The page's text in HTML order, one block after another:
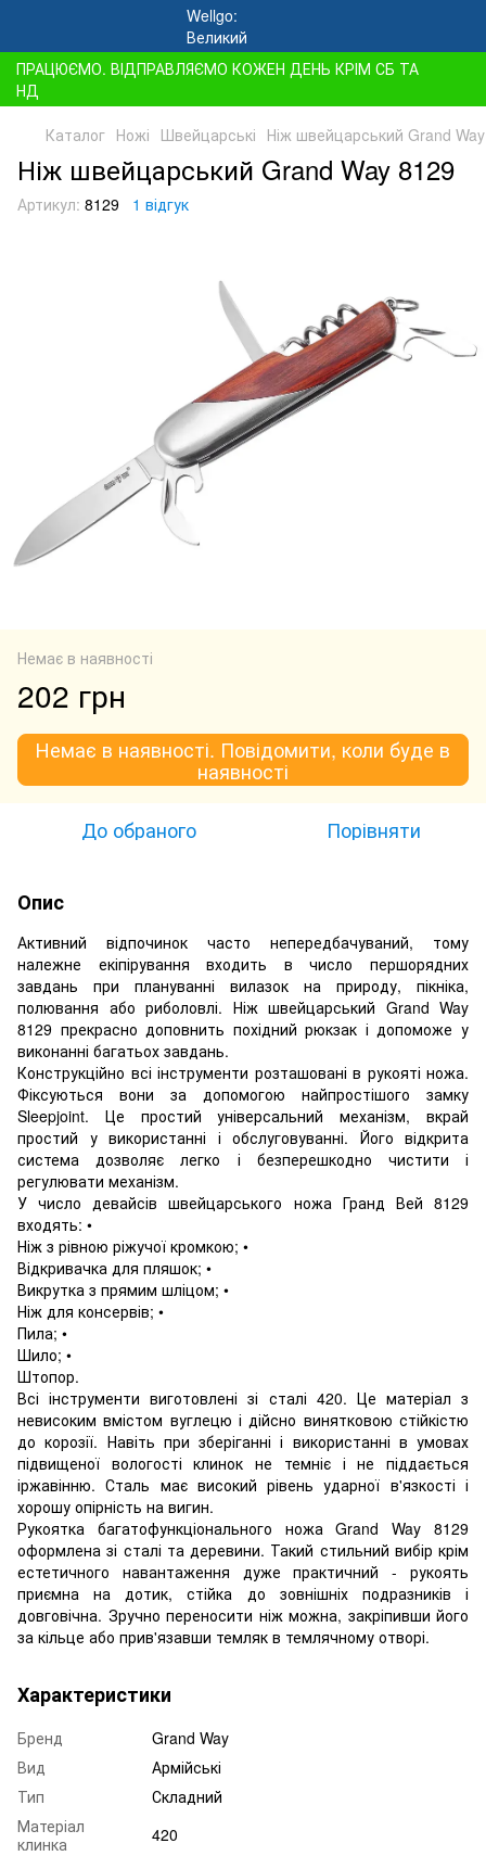
ПРАЦЮЄМО. ВІДПРАВЛЯЄМО КОЖЕН ДЕНЬ КРІМ СБ ТА
НД
Каталог Ножі Швейцарські Ніж швейцарський Grand
Ніж швейцарський Grand Way 8129
Артикул: 8129 1 відгук
Немає в наявності
202 грн
Немає в наявності. Повідомити, коли буде в
наявності
До обраного Порівняти
Опис
Активний відпочинок часто непередбачуваний, тому
належне екіпірування входить в число першорядних
завдань при плануванні вилазок на природу, пікніка,
полювання або риболовлі. Ніж швейцарський Grand Way
8129 прекрасно доповнить похідний рюкзак і допоможе у
виконанні багатьох завдань.
Конструкційно всі інструменти розташовані в рукояті ножа.
Фіксуються вони за допомогою найпростішого замку
Sleepjoint. Це простий універсальний механізм, вкрай
простий у використанні і обслуговуванні. Його відкрита
система дозволяє легко і безперешкодно чистити і
регулювати механізм.
У число девайсів швейцарського ножа Гранд Вей 8129
входять: •
Ніж з рівною ріжучої кромкою; •
Відкривачка для пляшок; •
Викрутка з прямим шліцом; •
Ніж для консервів; •
Пила; •
Шило; •
Штопор.
Всі інструменти виготовлені зі сталі 420. Це матеріал з
невисоким вмістом вуглецю і дійсно винятковою стійкістю
до корозії. Навіть при зберіганні і використанні в умовах
підвищеної вологості клинок не темніє і не піддається
іржавінню. Сталь має високий рівень ударної в'язкості і
хорошу опірність на вигин.
Рукоятка багатофункціонального ножа Grand Way 8129
оформлена зі сталі та деревини. Такий стильний вибір крім
естетичного навантаження дуже практичний - рукоять
приємна на дотик, стійка до зовнішніх подразників і
довговічна. Зручно переносити ніж можна, закріпивши його
за кільце або прив'язавши темляк в темлячному отворі.
Характеристики
Бренд
Grand Way
Вид
Армійські
Тип
Складний
Матеріал
клинка
420